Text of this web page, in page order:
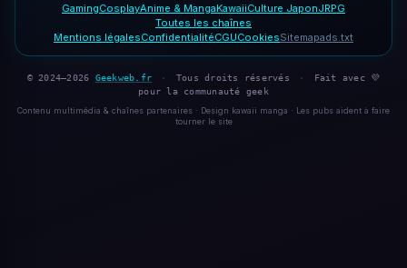
GamingCosplayAnime & MangaKawaiiCulture JaponJRPG
Toutes les chaînes
Mentions légalesConfidentialitéCGUCookiesSitemapads.txt
© 2024–2026 Geekweb.fr · Tous droits réservés ·
Fait avec 💜
pour la communauté geek
Contenu multimédia & chaînes partenaires · Design kawaii manga · Les pubs aident à faire
tourner le site